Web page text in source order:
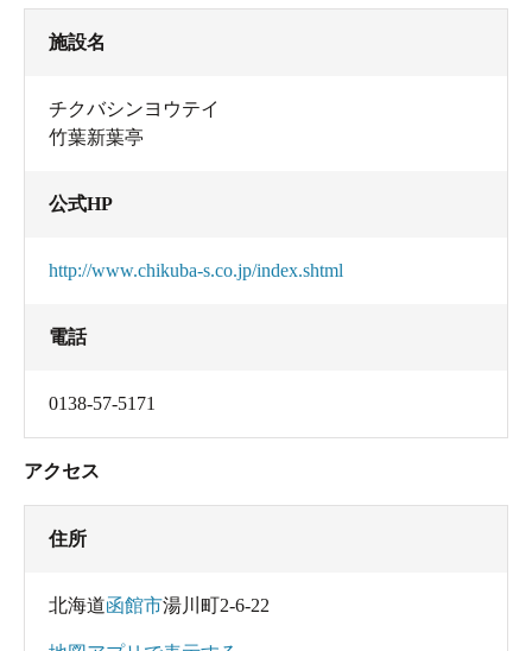
施設名
チクバシンヨウテイ
竹葉新葉亭
公式HP
http://www.chikuba-s.co.jp/index.shtml
電話
0138-57-5171
アクセス
住所
北海道函館市湯川町2-6-22